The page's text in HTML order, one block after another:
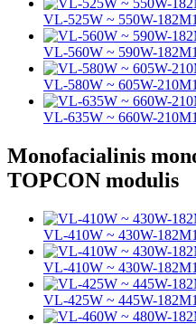
VL-525W ~ 550W-
VL-560W ~ 590W-
VL-580W ~ 605W-
VL-635W ~ 660W-
Monofacialinis
TOPCON modulis
VL-410W ~ 430W-
VL-410W ~ 430W-
VL-425W ~ 445W-